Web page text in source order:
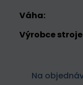
Váha:
Výrobce
Na